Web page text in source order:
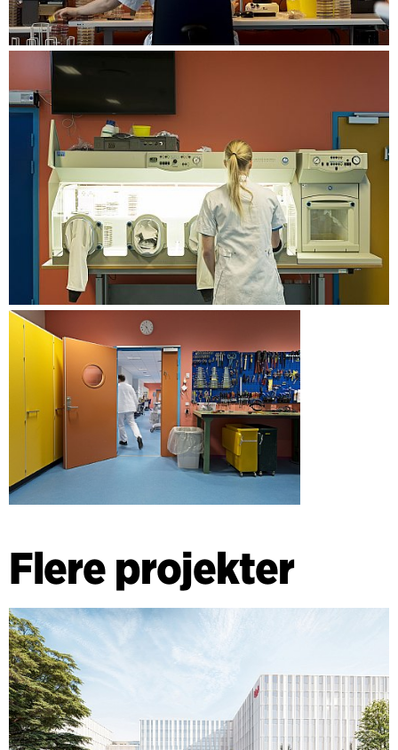
Flere projekter